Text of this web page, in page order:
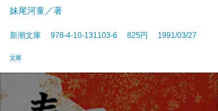
妹尾河童／著
新潮文庫 978-4-10-131103-6 825円 1991/03/27
文庫